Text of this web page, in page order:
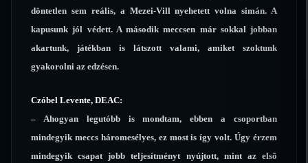
döntetlen sem reális, a Mezei-Vill nyehetett volna simán. A
kapusunk jól védett. A második meccsen már sokkal jobban
akartunk, játékban is látszott valami, amiket szoktunk
gyakorolni az edzésen.
Czóbel Levente, DEAC:
– Ahogyan legutóbb is mondtam, ebben a csoportban
mindegyik meccs háromesélyes, ez most is így volt. Úgy érzem
mindegyik csapat jobb teljesítményt nyújtott, mint az elsõ